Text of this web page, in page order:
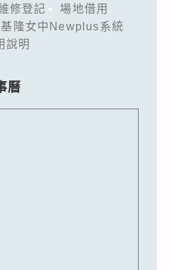
修登記
場地借用
基隆女中Newplus系統
說明
曆